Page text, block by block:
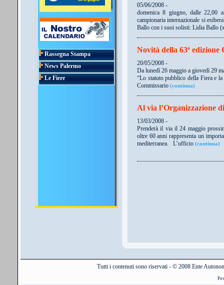
Rassegna Stampa
News Palermo
Le Fiere
05/06/2008 -
domenica 8 giugno, dalle 22,00
campionaria internazionale si
Ballo con i suoi solisti: Lidia Ballo
Novità della 63ª
20/05/2008 -
Da lunedì 26 maggio a giovedì 29
“Lo statuto pubblico della Fiera e
Commissario (continua)
Al via l’Organizzazione
13/03/2008 -
Prenderà il via il 24 maggio
oltre 60 anni rappresenta un
mediterranea. L’ufficio (continua)
Tutti i contenuti sono riservati - © 2008 Ente